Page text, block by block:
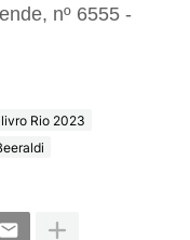
nº 6555 -
Rio 2023